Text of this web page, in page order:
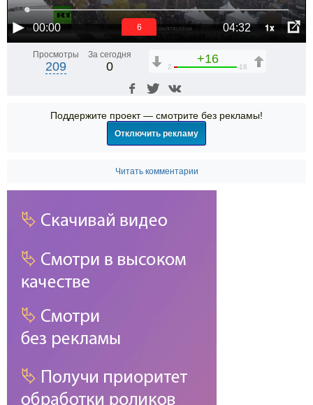
00:00 04:32 1x
6
Просмотры
209
За сегодня
0
+16
2 18
Поддержите проект — смотрите без рекламы!
Отключить рекламу
Читать комментарии